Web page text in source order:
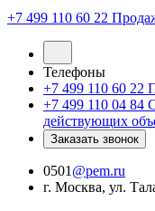
+7 499 110 60 22
Телефоны
+7 499 110 60 22
+7 499 110 04 84
действующих
Заказать звонок
0501 @pem.ru
г. Москва, ул.